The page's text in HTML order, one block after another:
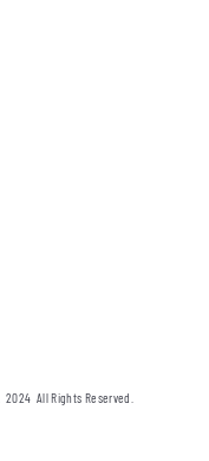
2024 All Rights Reserved.